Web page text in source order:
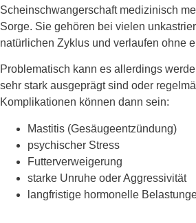
Scheinschwangerschaft medizinisch
Sorge. Sie gehören bei vielen
natürlichen Zyklus und verlaufen ohne
Problematisch kann es allerdings
sehr stark ausgeprägt sind oder
Komplikationen können dann sein:
Mastitis (Gesäugeentzündung)
psychischer Stress
Futterverweigerung
starke Unruhe oder Aggressivität
langfristige hormonelle